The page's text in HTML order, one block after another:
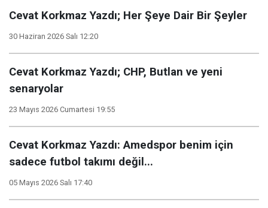
Cevat Korkmaz Yazdı; Her Şeye Dair Bir Şeyler
30 Haziran 2026 Salı 12:20
Cevat Korkmaz Yazdı; CHP, Butlan ve yeni
senaryolar
23 Mayıs 2026 Cumartesi 19:55
Cevat Korkmaz Yazdı: Amedspor benim için
sadece futbol takımı değil...
05 Mayıs 2026 Salı 17:40